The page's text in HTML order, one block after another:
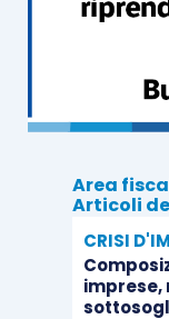
dagli
dei
Area
Articoli
CRISI
imprese,